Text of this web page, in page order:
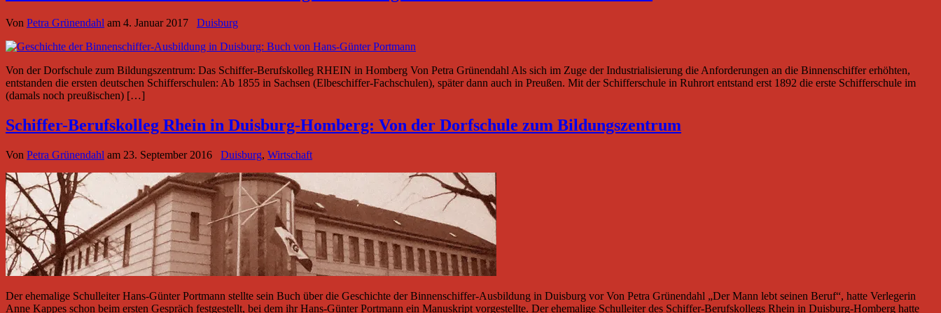
Von Petra Grünendahl am 4. Januar 2017 Duisburg
Von der Dorfschule zum Bildungszentrum: Das Schiffer-Berufskolleg RHEIN in Homberg Von Petra Grünendahl Als sich im Zuge der Industrialisierung die Anforderungen an die Binnenschiffer erhöhten,
entstanden die ersten deutschen Schifferschulen: Ab 1855 in Sachsen (Elbeschiffer-Fachschulen), später dann auch in Preußen. Mit der Schifferschule in Ruhrort entstand erst 1892 die erste Schifferschule im
(damals noch preußischen) […]
Schiffer-Berufskolleg Rhein in Duisburg-Homberg: Von der Dorfschule zum Bildungszentrum
Von Petra Grünendahl am 23. September 2016 Duisburg, Wirtschaft
Der ehemalige Schulleiter Hans-Günter Portmann stellte sein Buch über die Geschichte der Binnenschiffer-Ausbildung in Duisburg vor Von Petra Grünendahl „Der Mann lebt seinen Beruf“, hatte Verlegerin
Anne Kappes schon beim ersten Gespräch festgestellt, bei dem ihr Hans-Günter Portmann ein Manuskript vorgestellte. Der ehemalige Schulleiter des Schiffer-Berufskollegs Rhein in Duisburg-Homberg hatte